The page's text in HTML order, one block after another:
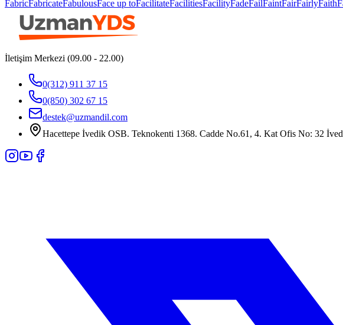
FabricFabricateFabulousFace up toFacilitateFacilitiesFacilityFadeFailFaintFairFairlyFaith
İletişim Merkezi (09.00 - 22.00)
0(312) 911 37 15
0(850) 302 67 15
destek@uzmandil.com
Hacettepe İvedik OSB. Teknokenti 1368. Cadde No.61, 4. Kat Ofis No: 32